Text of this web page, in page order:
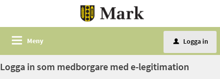
Meny u Logga in
Logga in som medborgare med e-legitimation